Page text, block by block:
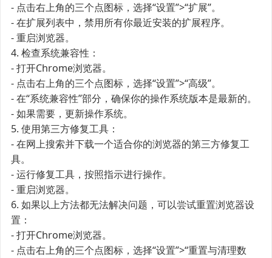
- 点击右上角的三个点图标，选择“设置”>“扩展”。
- 在扩展列表中，禁用所有你最近安装的扩展程序。
- 重启浏览器。
4. 检查系统兼容性：
- 打开Chrome浏览器。
- 点击右上角的三个点图标，选择“设置”>“高级”。
- 在“系统兼容性”部分，确保你的操作系统版本是最新的。
- 如果需要，更新操作系统。
5. 使用第三方修复工具：
- 在网上搜索并下载一个适合你的浏览器的第三方修复工
具。
- 运行修复工具，按照指示进行操作。
- 重启浏览器。
6. 如果以上方法都无法解决问题，可以尝试重置浏览器设
置：
- 打开Chrome浏览器。
- 点击右上角的三个点图标，选择“设置”>“重置与清理数